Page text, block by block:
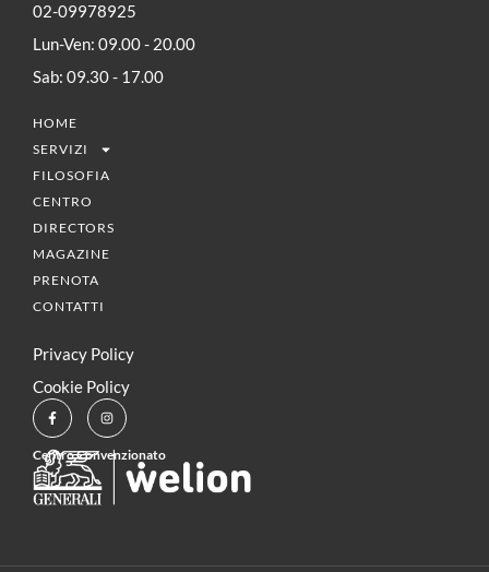
02-09978925
Lun-Ven: 09.00 - 20.00
Sab: 09.30 - 17.00
HOME
SERVIZI
FILOSOFIA
CENTRO
DIRECTORS
MAGAZINE
PRENOTA
CONTATTI
Privacy Policy
Cookie Policy
Centro Convenzionato